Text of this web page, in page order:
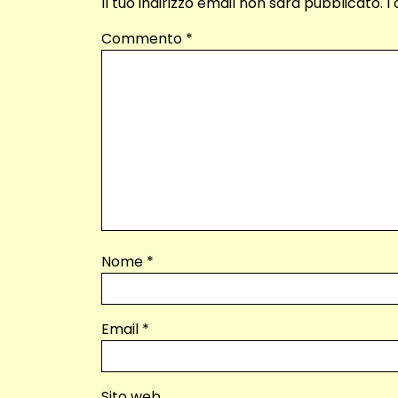
Commento *
Nome *
Email *